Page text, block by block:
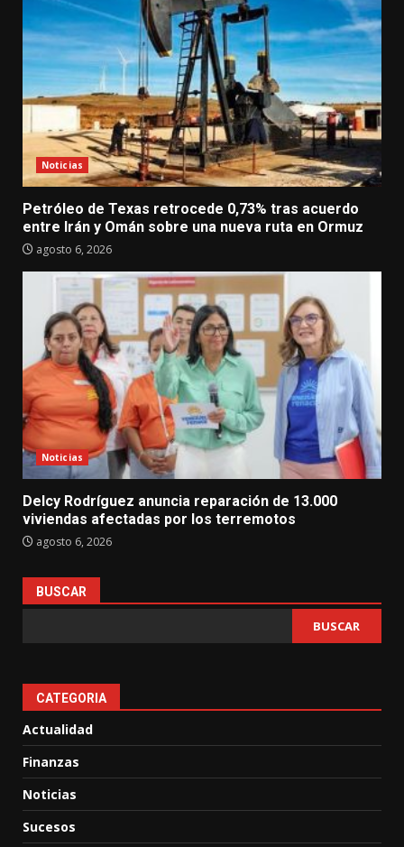
Noticias
Petróleo de Texas retrocede 0,73% tras acuerdo
entre Irán y Omán sobre una nueva ruta en Ormuz
agosto 6, 2026
Noticias
Delcy Rodríguez anuncia reparación de 13.000
viviendas afectadas por los terremotos
agosto 6, 2026
BUSCAR
BUSCAR
CATEGORIA
Actualidad
Finanzas
Noticias
Sucesos